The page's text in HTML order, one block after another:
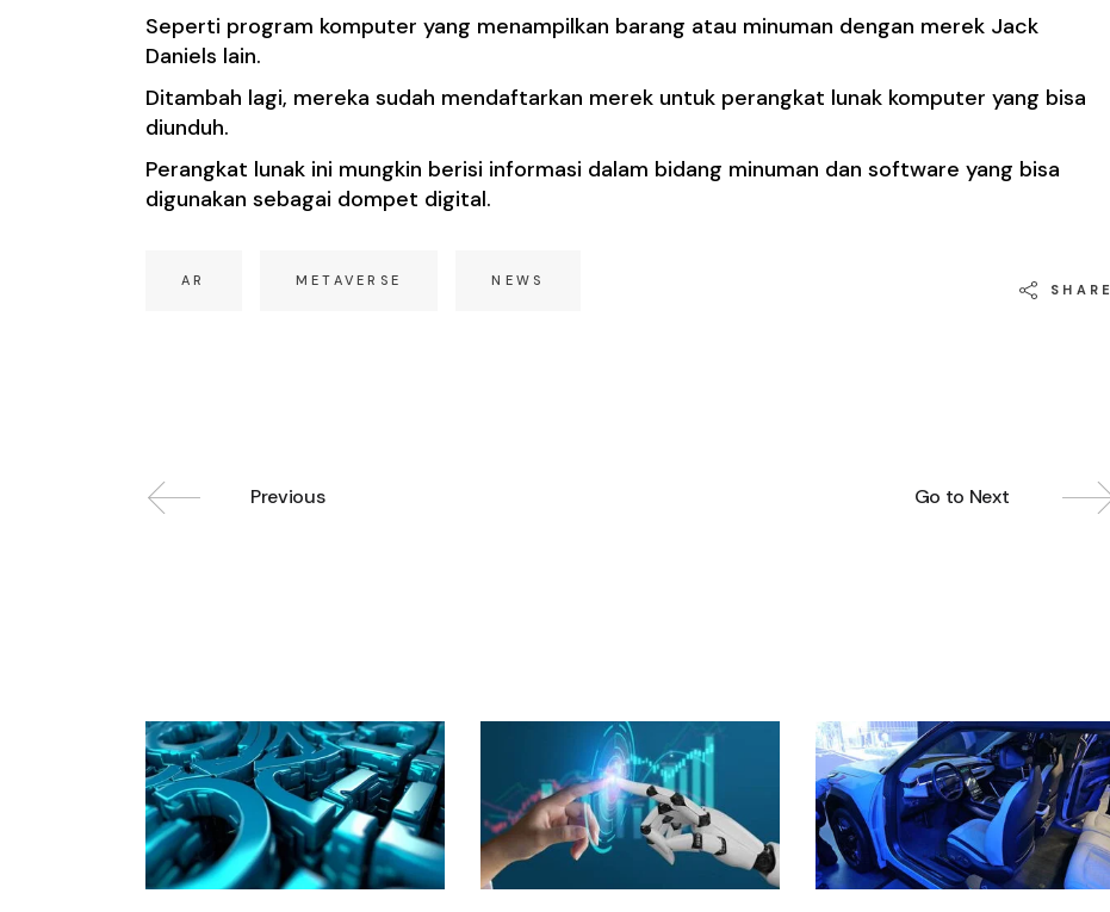
Seperti program komputer yang menampilkan barang atau minuman dengan merek Jack
Daniels lain.
Ditambah lagi, mereka sudah mendaftarkan merek untuk perangkat lunak komputer yang bisa
diunduh.
Perangkat lunak ini mungkin berisi informasi dalam bidang minuman dan software yang bisa
digunakan sebagai dompet digital.
AR METAVERSE NEWS
SHARE
Previous Go to Next